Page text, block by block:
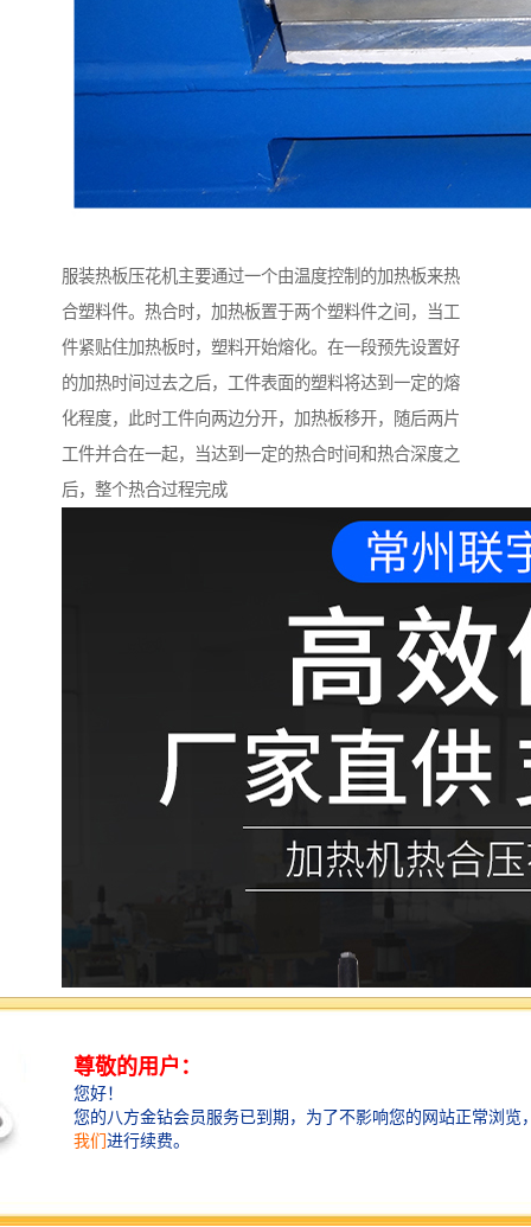
服装热板压花机主要通过一个由温度控制的加热板来热
合塑料件。热合时，加热板置于两个塑料件之间，当工
件紧贴住加热板时，塑料开始熔化。在一段预先设置好
的加热时间过去之后，工件表面的塑料将达到一定的熔
化程度，此时工件向两边分开，加热板移开，随后两片
工件并合在一起，当达到一定的热合时间和热合深度之
后，整个热合过程完成